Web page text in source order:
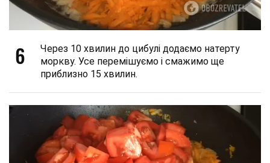
6
Через 10 хвилин до цибулі додаємо натерту
моркву. Усе перемішуємо і смажимо ще
приблизно 15 хвилин.